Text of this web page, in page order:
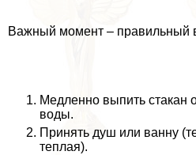
Важный момент – правильный
Медленно выпить стакан
воды.
Принять душ или ванну
теплая).